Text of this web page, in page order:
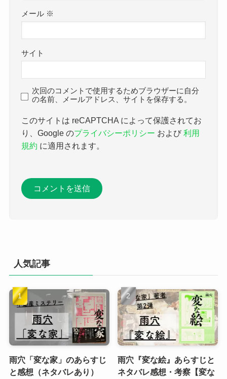
メール ※
サイト
次回のコメントで使用するためブラウザーに自分
の名前、メールアドレス、サイトを保存する。
このサイトは reCAPTCHA によって保護されてお
り、Google のプライバシーポリシー および利用
規約 に適用されます。
人気記事
雨穴「変な家」のあらすじ
と感想（ネタバレあり）
雨穴『変な絵』あらすじと
ネタバレ感想・考察【変な